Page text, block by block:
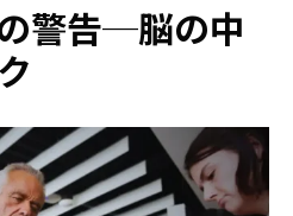
警告─脳の中